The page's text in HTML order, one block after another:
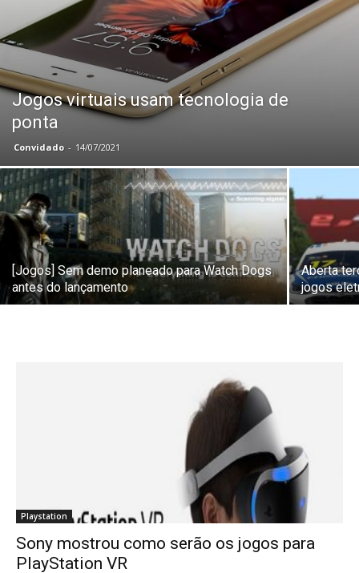
Jogos virtuais usam tecnologia de
ponta
Convidado - 14/07/2021
[Jogos] Sem demo planeado para Watch Dogs
antes do lançamento
Aberta
jogos
Playstation
Sony mostrou como serão os jogos para
PlayStation VR